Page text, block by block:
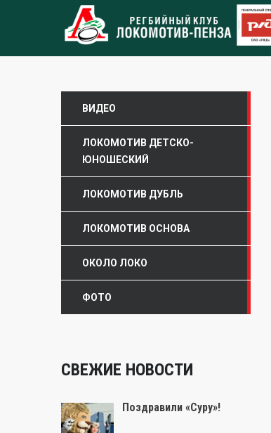
ВИДЕО
ЛОКОМОТИВ ДЕТСКО-
ЮНОШЕСКИЙ
ЛОКОМОТИВ ДУБЛЬ
ЛОКОМОТИВ ОСНОВА
ОКОЛО ЛОКО
ФОТО
СВЕЖИЕ НОВОСТИ
Поздравили «Суру»!